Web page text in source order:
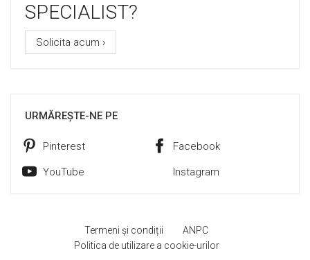
SPECIALIST?
Solicita acum ›
URMĂREȘTE-NE PE
Pinterest Facebook
YouTube Instagram
Termeni și condiții
ANPC
Politica de utilizare a cookie-urilor